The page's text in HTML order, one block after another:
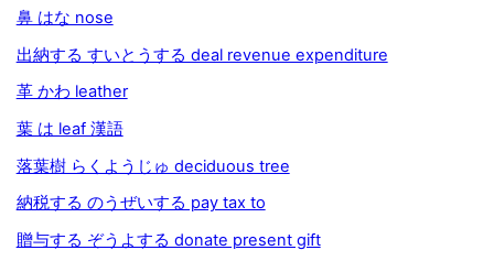
鼻 はな nose
出納する すいとうする deal revenue expenditure
革 かわ leather
葉 は leaf 漢語
落葉樹 らくようじゅ deciduous tree
納税する のうぜいする pay tax to
贈与する ぞうよする donate present gift